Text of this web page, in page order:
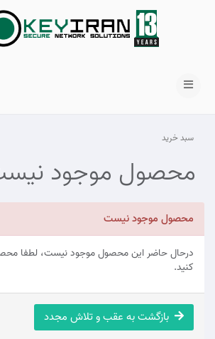
سبد خرید
محصول موجود
محصول موجود نیست
درحال حاضر این محصول موجود نیست، لطفا
کنید.
بازگشت به عقب و تلاش مجدد